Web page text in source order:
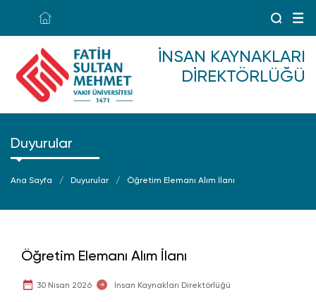
İNSAN KAYNAKLARI
DIREKTÖRLÜĞÜ
Duyurular
Ana Sayfa Duyurular Öğretim Elemanı Alım İlanı
Öğretim Elemanı Alım İlanı
30 Nisan 2026 İnsan Kaynakları Direktörlüğü